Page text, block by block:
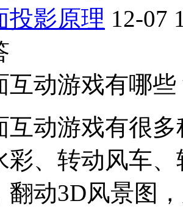
投影原理 12-07
互动游戏有哪些
互动游戏有很
彩、转动风车
翻动3D风景图